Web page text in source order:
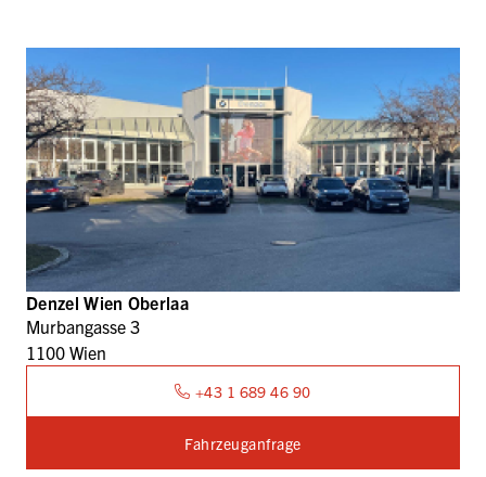
Denzel Wien Oberlaa
Murbangasse 3
1100 Wien
+43 1 689 46 90
Fahrzeuganfrage